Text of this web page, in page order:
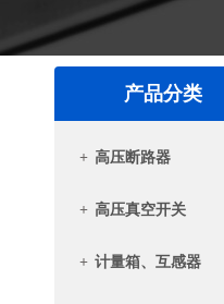
产品分类
+ 高压断路器
+ 高压真空开关
+ 计量箱、互感器